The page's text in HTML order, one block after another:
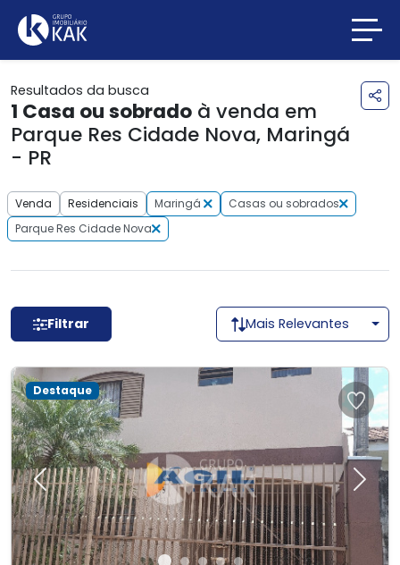
Resultados da busca
1 Casa ou sobrado à venda em
Parque Res Cidade Nova, Maringá
- PR
Venda Residenciais Maringá
Casas ou sobrados
Parque Res Cidade Nova
Filtrar Mais Relevantes
Previous Next
Destaque